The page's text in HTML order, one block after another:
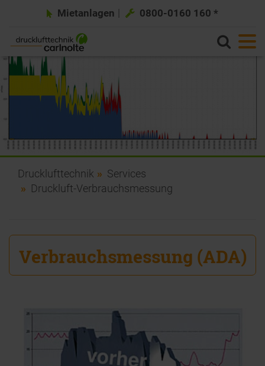
Mietanlagen 0800-0160 160 *
Drucklufttechnik
Services
Druckluft-Verbrauchsmessung
Verbrauchsmessung (ADA)